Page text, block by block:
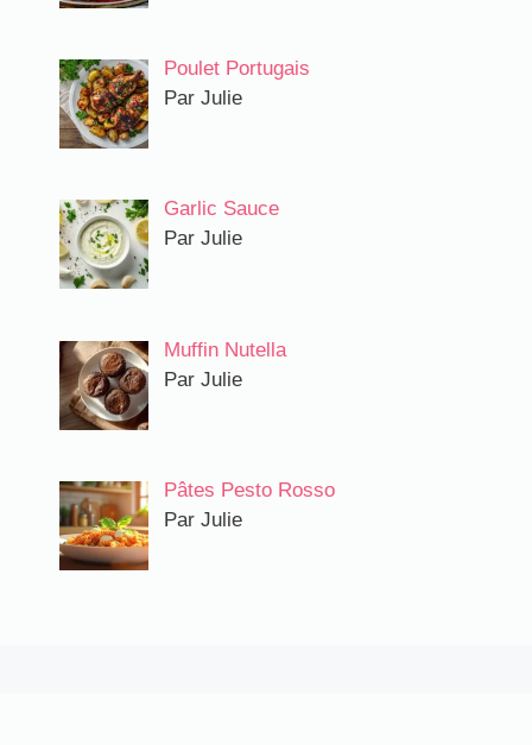
Poulet Portugais
Par Julie
Garlic Sauce
Par Julie
Muffin Nutella
Par Julie
Pâtes Pesto Rosso
Par Julie